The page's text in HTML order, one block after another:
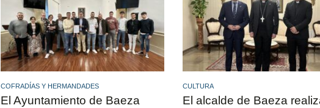
COFRADÍAS Y HERMANDADES
El Ayuntamiento de Baeza
CULTURA
El alcalde de Baeza